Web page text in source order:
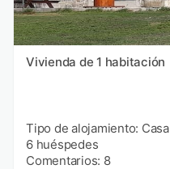
Vivienda de 1 habitación
Tipo de alojamiento: Casa
6 huéspedes
Comentarios: 8